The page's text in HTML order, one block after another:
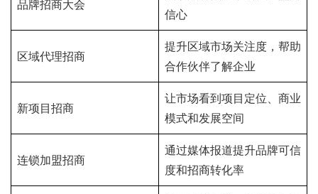
品牌招商大会
信心
区域代理招商
提升区域市场关注度，帮助
合作伙伴了解企业
新项目招商
让市场看到项目定位、商业
模式和发展空间
连锁加盟招商
通过媒体报道提升品牌可信
度和招商转化率